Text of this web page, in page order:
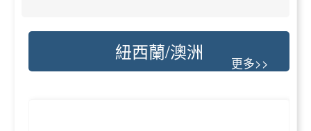
紐西蘭/澳洲 更多>>